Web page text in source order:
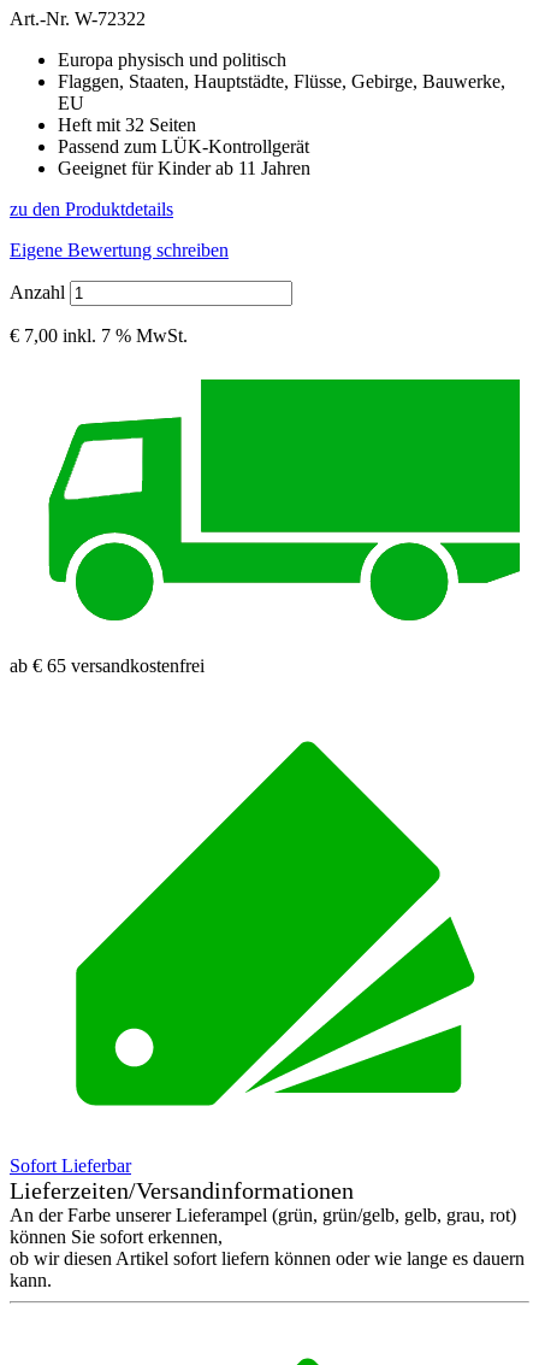
Art.-Nr. W-72322
Europa physisch und politisch
Flaggen, Staaten, Hauptstädte, Flüsse, Gebirge, Bauwerke,
EU
Heft mit 32 Seiten
Passend zum LÜK-Kontrollgerät
Geeignet für Kinder ab 11 Jahren
zu den Produktdetails
Eigene Bewertung schreiben
Anzahl
€ 7,00 inkl. 7 % MwSt.
ab € 65 versandkostenfrei
Sofort Lieferbar
Lieferzeiten/Versandinformationen
An der Farbe unserer Lieferampel (grün, grün/gelb, gelb, grau, rot)
können Sie sofort erkennen,
ob wir diesen Artikel sofort liefern können oder wie lange es dauern
kann.